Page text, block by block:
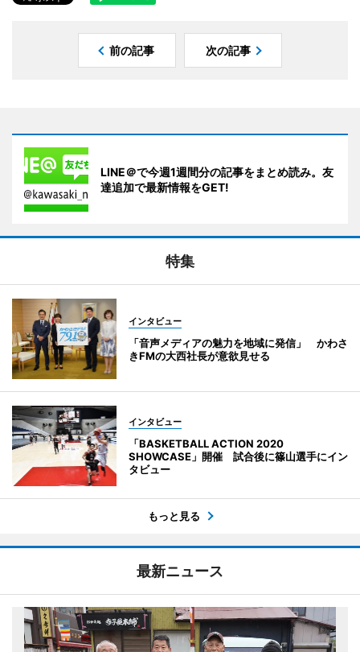
前の記事 次の記事
LINE＠で今週1週間分の記事をまとめ読み。友
達追加で最新情報をGET!
特集
インタビュー
「音声メディアの魅力を地域に発信」 かわさ
きFMの大西社長が意欲見せる
インタビュー
「BASKETBALL ACTION 2020
SHOWCASE」開催 試合後に篠山選手にイン
タビュー
もっと見る
最新ニュース